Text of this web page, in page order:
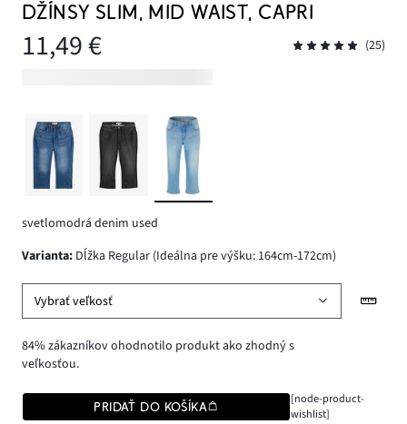
DŽÍNSY SLIM, MID WAIST, CAPRI
11,49 € (25)
svetlomodrá denim used
varianta: Dĺžka Regular (Ideálna pre výšku: 164cm-172cm)
Vybrať veľkosť
84% zákazníkov ohodnotilo produkt ako zhodný s
veľkosťou.
PRIDAŤ DO KOŠÍKA
[node-product-
wishlist]